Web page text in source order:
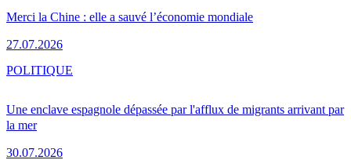
Merci la Chine : elle a sauvé l’économie mondiale
27.07.2026
Une enclave espagnole dépassée par l'afflux de migrants arrivant par
la mer
30.07.2026
POLITIQUE